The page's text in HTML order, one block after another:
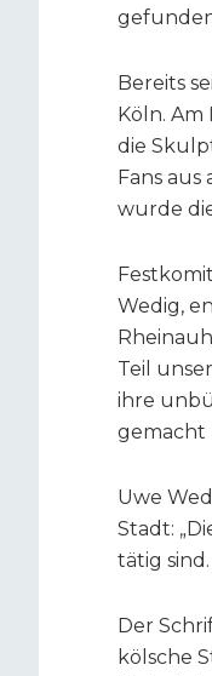
Bereits
Köln.
die
Fans
wurde
Wedig,
Teil
ihre
gemacht
Uwe
Stadt:
tätig
Der
kölsche